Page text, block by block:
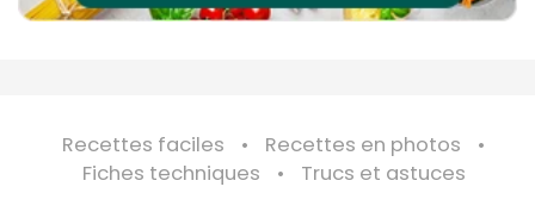
Recettes faciles
Recettes en photos
Fiches techniques
Trucs et astuces